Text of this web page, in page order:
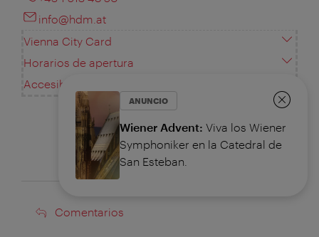
info@hdm.at
Vienna City Card
Horarios de apertura
Accesibilidad
Comentarios
Comentarios
ANUNCIO
Wiener Advent: Viva los Wiener
Symphoniker en la Catedral de
San Esteban.